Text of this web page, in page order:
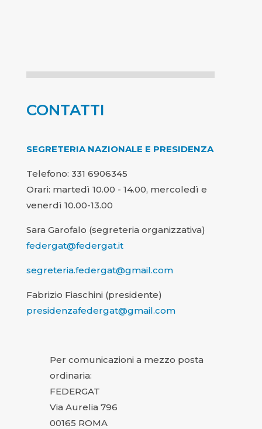
CONTATTI
SEGRETERIA NAZIONALE E PRESIDENZA
Telefono: 331 6906345
Orari: martedì 10.00 - 14.00, mercoledì e
venerdì 10.00-13.00
Sara Garofalo (segreteria organizzativa)
federgat@federgat.it
segreteria.federgat@gmail.com
Fabrizio Fiaschini (presidente)
presidenzafedergat@gmail.com
Per comunicazioni a mezzo posta
ordinaria:
FEDERGAT
Via Aurelia 796
00165 ROMA